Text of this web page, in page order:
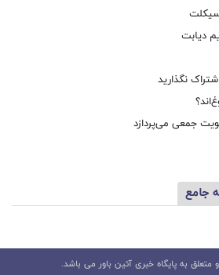
سیکلت
دیابت
نگذارید
جمعی می‌پردازد
جامع
به پایگاه خبری آئین باور می باشد.